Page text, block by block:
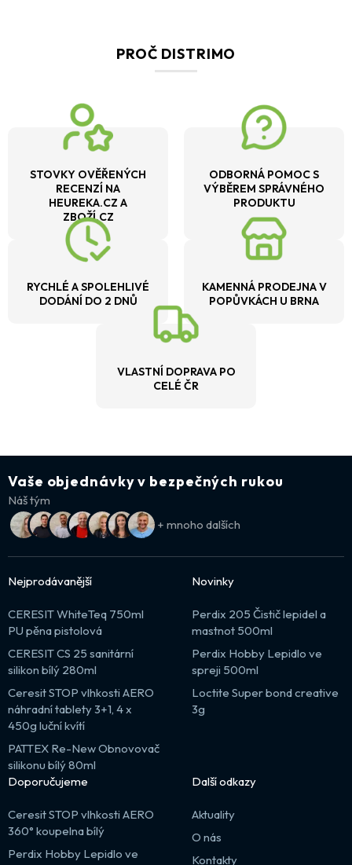
PROČ DISTRIMO
STOVKY OVĚŘENÝCH
RECENZÍ NA
HEUREKA.CZ A
ZBOŽÍ.CZ
ODBORNÁ POMOC S
VÝBĚREM SPRÁVNÉHO
PRODUKTU
RYCHLÉ A SPOLEHLIVÉ
DODÁNÍ DO 2 DNŮ
KAMENNÁ PRODEJNA V
POPŮVKÁCH U BRNA
VLASTNÍ DOPRAVA PO
CELÉ ČR
Vaše objednávky v bezpečných rukou
Náš tým
+ mnoho dalších
Nejprodávanější
CERESIT WhiteTeq 750ml
PU pěna pistolová
CERESIT CS 25 sanitární
silikon bílý 280ml
Ceresit STOP vlhkosti AERO
náhradní tablety 3+1, 4 x
450g luční kvítí
PATTEX Re-New Obnovovač
silikonu bílý 80ml
Novinky
Perdix 205 Čistič lepidel a
mastnot 500ml
Perdix Hobby Lepidlo ve
spreji 500ml
Loctite Super bond creative
3g
Doporučujeme
Ceresit STOP vlhkosti AERO
360° koupelna bílý
Perdix Hobby Lepidlo ve
Další odkazy
Aktuality
O nás
Kontakty